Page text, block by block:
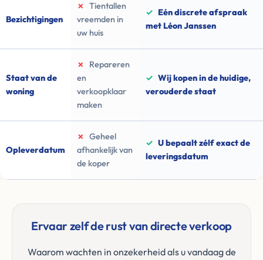
Bezichtigingen
✗
Tientallen
vreemden in
uw huis
✓ Eén discrete afspraak
met Léon Janssen
Staat van de
woning
✗
Repareren
en
verkoopklaar
maken
✓ Wij kopen in de huidige,
verouderde staat
Opleverdatum
✗
Geheel
afhankelijk van
de koper
✓ U bepaalt zélf exact de
leveringsdatum
Ervaar zelf de rust van directe verkoop
Waarom wachten in onzekerheid als u vandaag de